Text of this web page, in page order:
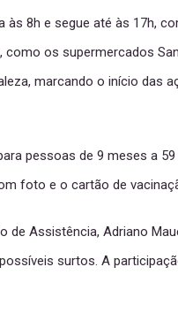
às 8h e segue até às 17h,
os supermercados
marcando o início das
pessoas de 9 meses a
foto e o cartão de
de Assistência, Adriano
surtos. A